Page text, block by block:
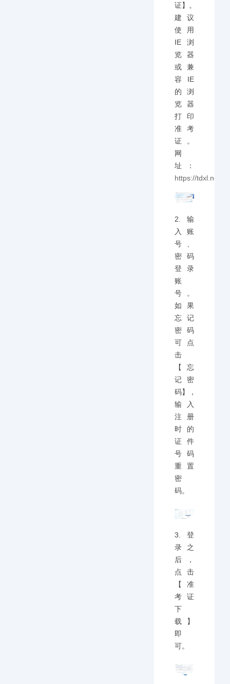
证】。
建议
使用
IE浏
览器
或兼
容IE
的浏
览器
打印
准考
证。
网
址：
https://
2.输
入账
号、
密码
登录
账
号。
如果
忘记
密码
可点
击
【忘
记密
码】，
输入
注册
时的
证件
号码
重置
密
码。
3.登
录之
后，
点击
【准
考证
下
载】
即
可。